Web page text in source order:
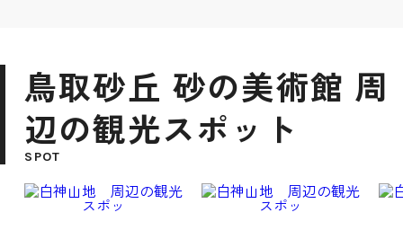
鳥取砂丘 砂の美術館 周
辺の観光スポット
SPOT